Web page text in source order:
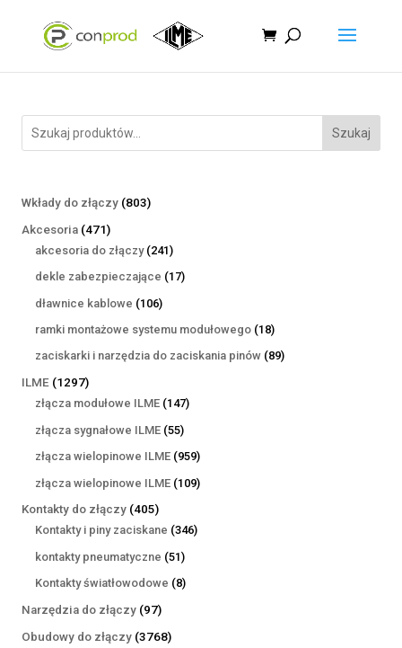
Szukaj
Wkłady do złączy 803803
Akcesoria 471471
produktów
akcesoria do złączy 241241
produktów
dekle zabezpieczające 1717
dławnice kablowe 106106
produktów
ramki montażowe systemu modułowego 1818
produktów
zaciskarki i narzędzia do zaciskania pinów 8989
ILME 12971297
produktów
złącza modułowe ILME 147147
złącza sygnałowe ILME 5555
produktów
złącza wielopinowe ILME 959959
produktów
złącza wielopinowe ILME 109109
Kontakty do złączy 405405
produktów
Kontakty i piny zaciskane 346346
kontakty pneumatyczne 5151
produktów
Kontakty światłowodowe 88
Narzędzia do złączy 9797
produktów
Obudowy do złączy 37683768